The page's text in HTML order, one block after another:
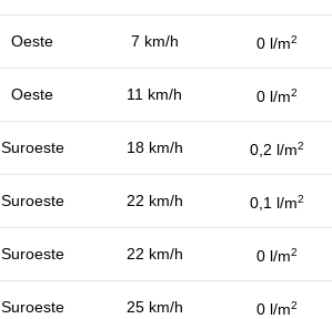
Oeste 7 km/h 0 l/m2
Oeste 11 km/h 0 l/m2
Suroeste 18 km/h 0,2 l/m2
Suroeste 22 km/h 0,1 l/m2
Suroeste 22 km/h 0 l/m2
Suroeste 25 km/h 0 l/m2